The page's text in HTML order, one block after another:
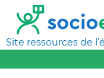
Site ressources de